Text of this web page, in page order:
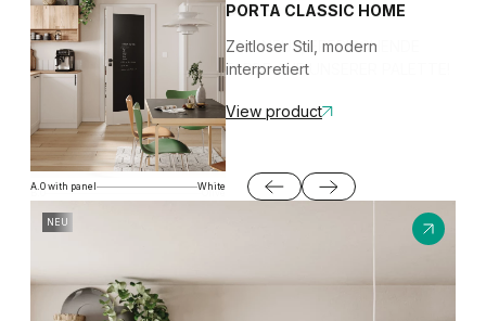
Modern Classic
PORTA AIR
Klassische Lösungen mit
subtilem Touch
View product
B.0 Olive
OLIVE
EINE NEUE, ERFRISCHENDE
FARBE AUF UNSERER PALETTE!
View product
A.0 with panel White
PORTA CLASSIC HOME
Zeitloser Stil, modern
interpretiert
View product
NEU